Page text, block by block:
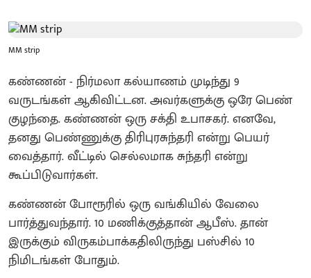
MM strip
கண்ணன் - நிர்மலா கல்யாணம் முடிந்து 9
வருடங்கள் ஆகிவிட்டன. அவர்களுக்கு ஒரே பெண்
குழந்தை. கண்ணன் ஒரு சக்தி உபாசகர். எனவே,
தனது பெண்ணுக்கு திரிபுரசுந்தரி என்று பெயர்
வைத்தார். வீட்டில் செல்லமாக சுந்தரி என்று
கூப்பிடுவார்கள்.
கண்ணன் போரூரில் ஒரு வங்கியில் வேலை
பார்த்துவந்தார். 10 மணிக்குத்தான் ஆபீஸ். தான்
இருக்கும் விருகம்பாக்கதிலிருந்து பஸ்சில் 10
நிமிடங்கள் போதும்.